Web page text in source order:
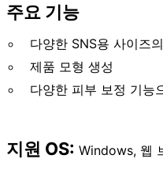
주요 기능
다양한 SNS용 사이즈
제품 모형 생성
다양한 피부 보정 기능
지원 OS: Windows, 웹